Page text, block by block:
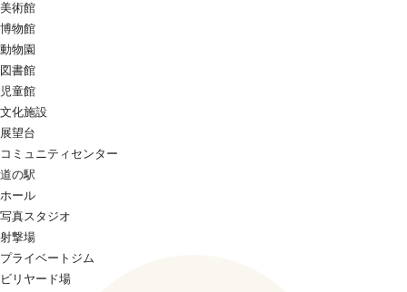
美術館
博物館
動物園
図書館
児童館
文化施設
展望台
コミュニティセンター
道の駅
ホール
写真スタジオ
射撃場
プライベートジム
ビリヤード場